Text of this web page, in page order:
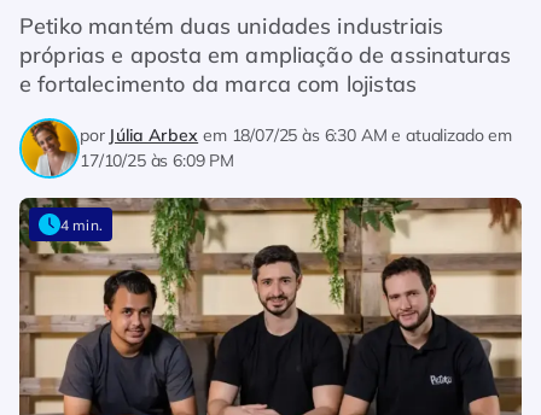
Petiko mantém duas unidades industriais
próprias e aposta em ampliação de assinaturas
e fortalecimento da marca com lojistas
por Júlia Arbex em 18/07/25 às 6:30 AM e atualizado em
17/10/25 às 6:09 PM
4 min.